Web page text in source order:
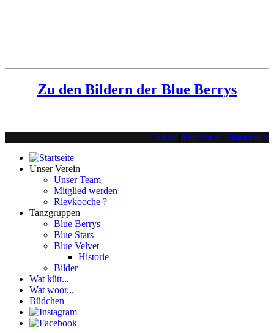
Zu den Bildern der Blue Berrys
Cookies Impressum Datenschutz
Unser Verein
Unser Team
Mitglied werden
Rievkooche ?
Tanzgruppen
Blue Berrys
Blue Stars
Blue Velvet
Historie
Bilder
Wat kütt...
Wat woor...
Büdchen